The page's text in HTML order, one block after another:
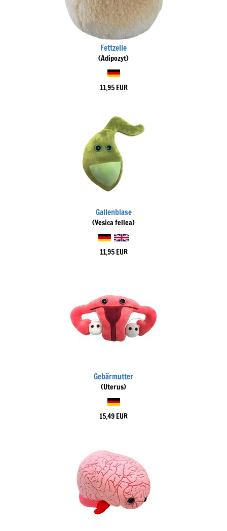
Fettzelle
(Adipozyt)
11,95 EUR
Gallenblase
(Vesica fellea)
11,95 EUR
Gebärmutter
(Uterus)
15,49 EUR